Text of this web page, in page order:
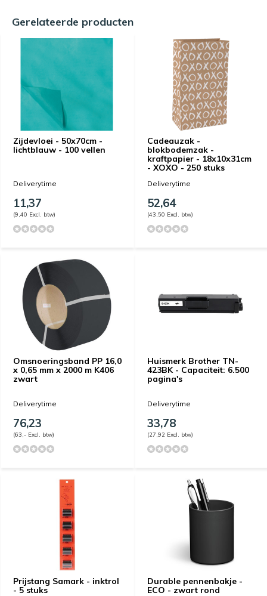
Gerelateerde producten
Zijdevloei - 50x70cm -
lichtblauw - 100 vellen
Deliverytime
11,37
(9,40 Excl. btw)
Cadeauzak -
blokbodemzak -
kraftpapier - 18x10x31cm
- XOXO - 250 stuks
Deliverytime
52,64
(43,50 Excl. btw)
Omsnoeringsband PP 16,0
x 0,65 mm x 2000 m K406
zwart
Deliverytime
76,23
(63,- Excl. btw)
Huismerk Brother TN-
423BK - Capaciteit: 6.500
pagina's
Deliverytime
33,78
(27,92 Excl. btw)
Prijstang Samark - inktrol
- 5 stuks
Durable pennenbakje -
ECO - zwart rond